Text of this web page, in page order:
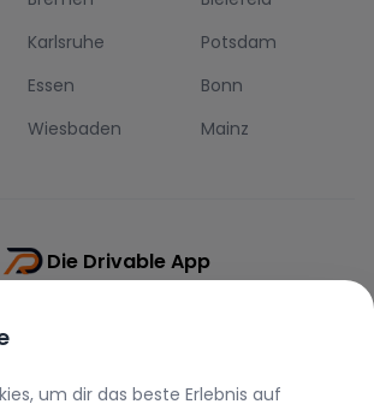
Karlsruhe
Potsdam
Essen
Bonn
Wiesbaden Mainz
Die Drivable App
um dir das beste Erlebnis auf